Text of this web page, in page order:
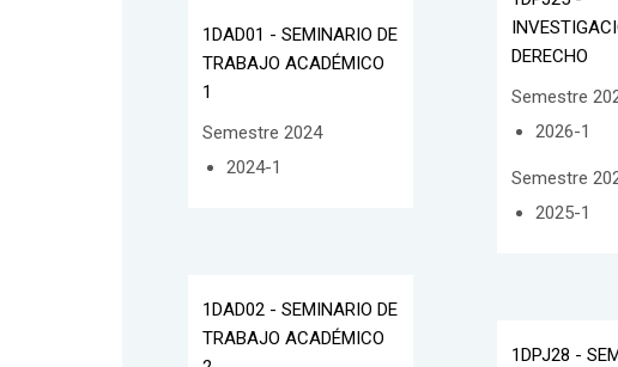
1DAD01 - SEMINARIO DE
TRABAJO ACADÉMICO
1
Semestre 2024
2024-1
1DAD02 - SEMINARIO DE
TRABAJO ACADÉMICO
DERECHO
Semestre
2026-1
Semestre
2025-1
1DPJ28 -